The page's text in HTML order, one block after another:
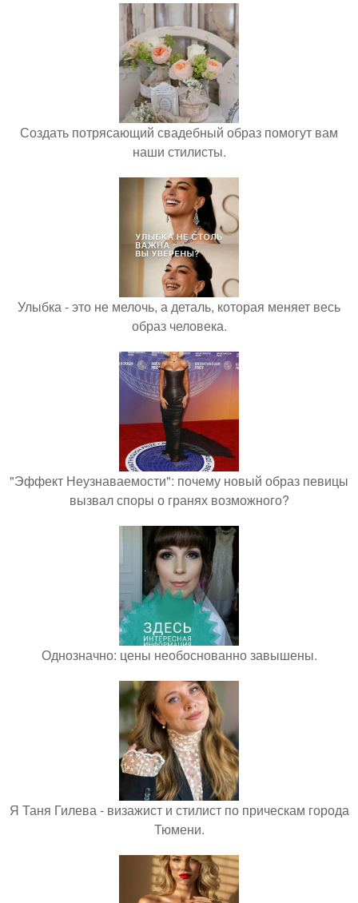
Создать потрясающий свадебный образ помогут вам
наши стилисты.
Улыбка - это не мелочь, а деталь, которая меняет весь
образ человека.
"Эффект Неузнаваемости": почему новый образ певицы
вызвал споры о гранях возможного?
Однозначно: цены необоснованно завышены.
Я Таня Гилева - визажист и стилист по прическам города
Тюмени.